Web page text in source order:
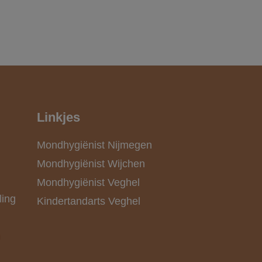
Linkjes
Mondhygiënist Nijmegen
Mondhygiënist Wijchen
Mondhygiënist Veghel
Kindertandarts Veghel